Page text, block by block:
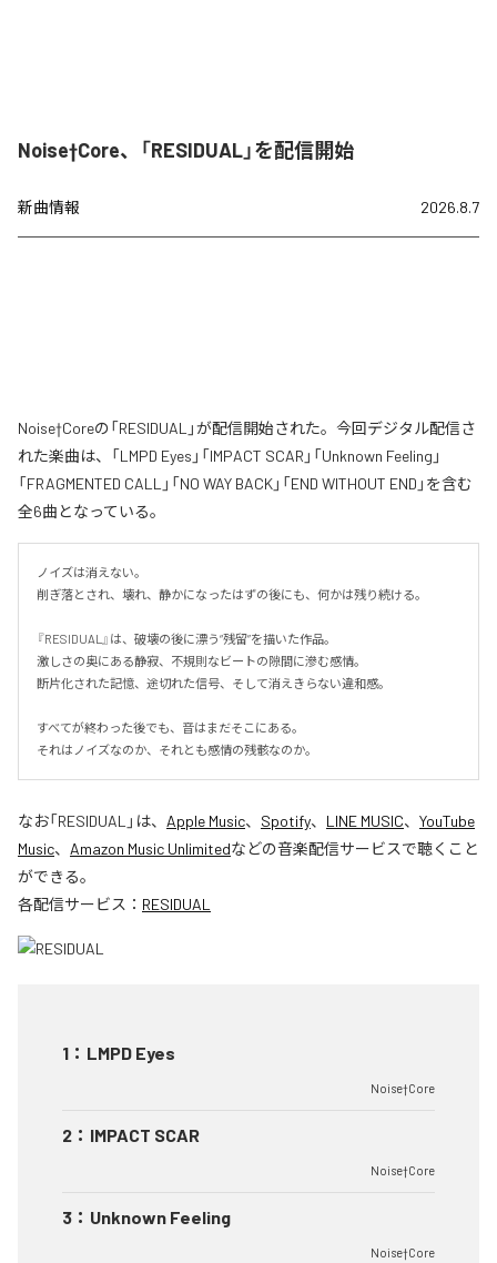
Noise†Core、「RESIDUAL」を配信開始
新曲情報 2026.8.7
Noise†Coreの「RESIDUAL」が配信開始された。今回デジタル配信さ
れた楽曲は、「LMPD Eyes」「IMPACT SCAR」「Unknown Feeling」
「FRAGMENTED CALL」「NO WAY BACK」「END WITHOUT END」を含む
全6曲となっている。
ノイズは消えない。
削ぎ落とされ、壊れ、静かになったはずの後にも、何かは残り続ける。
『RESIDUAL』は、破壊の後に漂う“残留”を描いた作品。
激しさの奥にある静寂、不規則なビートの隙間に滲む感情。
断片化された記憶、途切れた信号、そして消えきらない違和感。
すべてが終わった後でも、音はまだそこにある。
それはノイズなのか、それとも感情の残骸なのか。
なお「RESIDUAL 」は、 Apple Music、 Spotify、 LINE MUSIC、 YouTube
Music、 Amazon Music Unlimitedなどの音楽配信サービスで聴くこと
ができる。
各配信サービス： RESIDUAL
1 ： LMPD Eyes
Noise†Core
2 ： IMPACT SCAR
Noise†Core
3 ： Unknown Feeling
Noise†Core